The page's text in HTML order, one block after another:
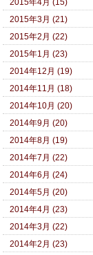
2015年3月 (21)
2015年2月 (22)
2015年1月 (23)
2014年12月 (19)
2014年11月 (18)
2014年10月 (20)
2014年9月 (20)
2014年8月 (19)
2014年7月 (22)
2014年6月 (24)
2014年5月 (20)
2014年4月 (23)
2014年3月 (22)
2014年2月 (23)